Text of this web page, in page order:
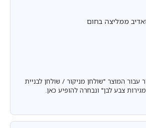
ממליצה בחום
עבור המוצר "שולחן מניקור / שולחן לבניית
צבע לבן" ונבחרה להופיע כאן.